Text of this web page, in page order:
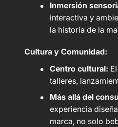
Inmersión
interactiva y
la historia de la
Cultura y Comunidad:
Centro cultural:
talleres,
Más allá del
experiencia
marca, no solo